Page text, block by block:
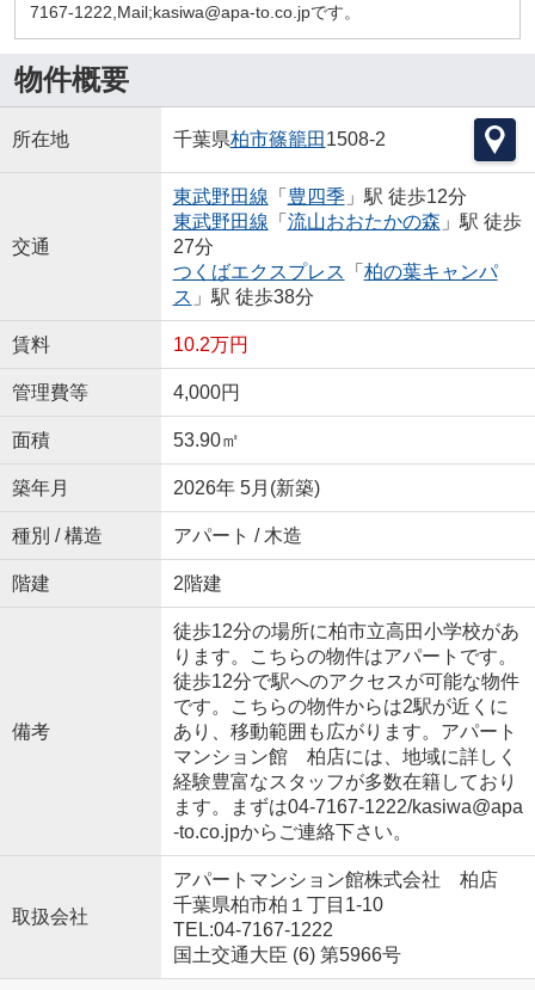
7167-1222,Mail;kasiwa@apa-to.co.jpです。
物件概要
所在地 千葉県柏市篠籠田 1508-2
交通
東武野田線 「 豊四季」駅 徒歩12分
東武野田線 「 流山おおたかの森 」駅 徒歩
27分
つくばエクスプレス 「 柏の葉キャンパ
ス 」駅 徒歩38分
賃料 10.2万円
管理費等 4,000円
面積 53.90㎡
築年月 2026年 5月(新築)
種別 / 構造 アパート / 木造
階建 2階建
備考
徒歩12分の場所に柏市立高田小学校があ
ります。こちらの物件はアパートです。
徒歩12分で駅へのアクセスが可能な物件
です。こちらの物件からは2駅が近くに
あり、移動範囲も広がります。アパート
マンション館 柏店には、地域に詳しく
経験豊富なスタッフが多数在籍しており
ます。まずは04-7167-1222/kasiwa@apa
-to.co.jpからご連絡下さい。
取扱会社
アパートマンション館株式会社 柏店
千葉県柏市柏１丁目1-10
TEL:04-7167-1222
国土交通大臣 (6) 第5966号